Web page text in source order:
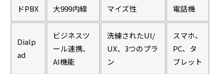
ドPBX
大999内線
マイズ性
電話機
Dialp
ad
ビジネスツ
ール連携、
AI機能
洗練されたUI/
UX、3つのプラ
ン
スマホ、
PC、タ
ブレット